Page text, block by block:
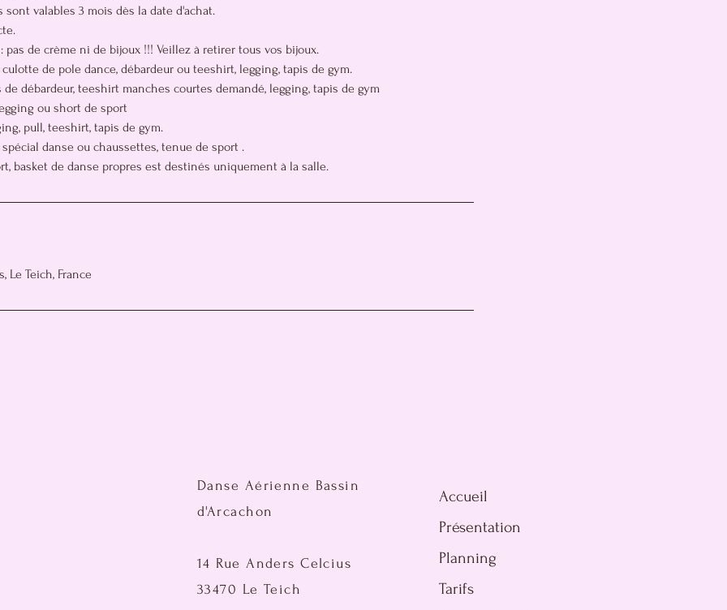
sont valables 3 mois dès la date d'achat.
pas de crème ni de bijoux !!! Veillez à retirer tous vos bijoux.
culotte de pole dance, débardeur ou teeshirt, legging, tapis de gym.
de débardeur, teeshirt manches courtes demandé, legging, tapis de gym
ou short de sport
pull, teeshirt, tapis de gym.
spécial danse ou chaussettes, tenue de sport .
basket de danse propres est destinés uniquement à la salle.
Le Teich, France
Danse Aérienne Bassin
d'Arcachon
14 Rue Anders Celcius
33470 Le Teich
Accueil
Présentation
Planning
Tarifs